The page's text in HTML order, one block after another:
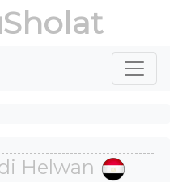
Helwan